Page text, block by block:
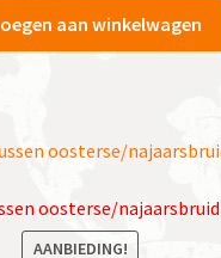
aan winkelwagen
oosterse/najaarsbruid
AANBIEDING!